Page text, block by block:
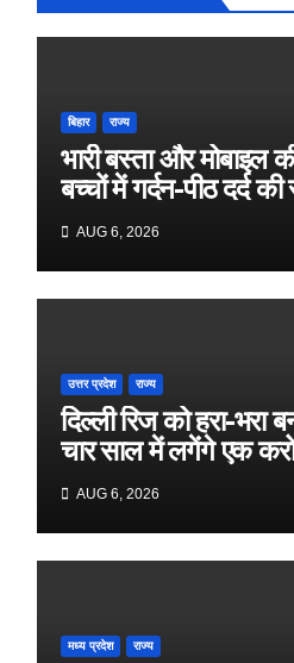
बिहार राज्य
भारी बस्ता और मोबाइल
बच्चों में गर्दन-पीठ दर्द
AUG 6, 2026
उत्तर प्रदेश राज्य
दिल्ली रिज को हरा-भरा
चार साल में लगेंगे एक
AUG 6, 2026
मध्य प्रदेश राज्य